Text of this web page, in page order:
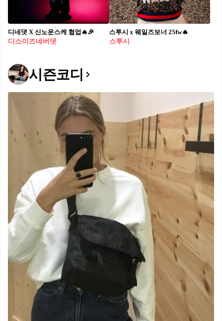
디네댓 X 신노운스케 협업🔥🎉
디스이즈네버댓
스투시 x 웨일즈보너 25fw🔥
스투시
시즌코디